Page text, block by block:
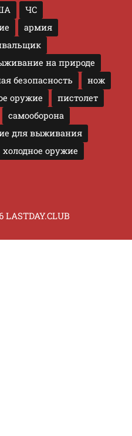
ЧС
армия
на природе
безопасность
нож
оружие
пистолет
самооборона
для выживания
холодное оружие